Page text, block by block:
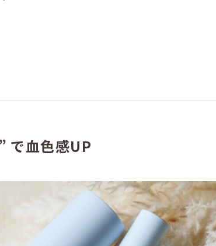
で血色感UP